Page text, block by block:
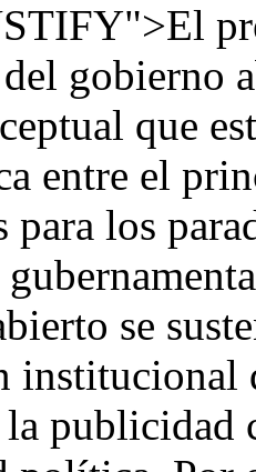
gobierno
que
entre el
los
se
institucional
publicidad